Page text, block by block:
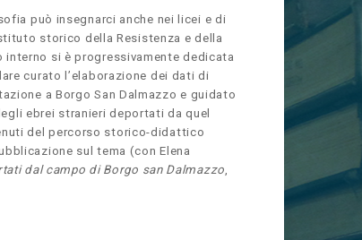
può insegnarci anche nei licei e di
storico della Resistenza e della
interno si è progressivamente dedicata
curato l’elaborazione dei dati di
a Borgo San Dalmazzo e guidato
ebrei stranieri deportati da quel
del percorso storico-didattico
sul tema (con Elena
dal campo di Borgo san Dalmazzo,